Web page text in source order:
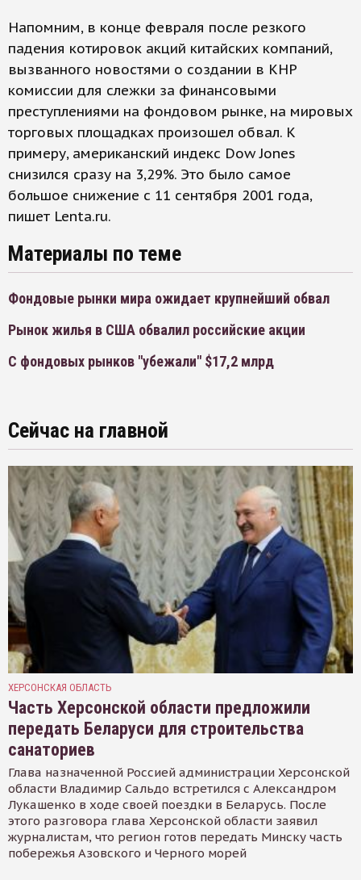
Напомним, в конце февраля после резкого
падения котировок акций китайских компаний,
вызванного новостями о создании в КНР
комиссии для слежки за финансовыми
преступлениями на фондовом рынке, на мировых
торговых площадках произошел обвал. К
примеру, американский индекс Dow Jones
снизился сразу на 3,29%. Это было самое
большое снижение с 11 сентября 2001 года,
пишет Lenta.ru.
Материалы по теме
Фондовые рынки мира ожидает крупнейший обвал
Рынок жилья в США обвалил российские акции
С фондовых рынков "убежали" $17,2 млрд
Сейчас на главной
ХЕРСОНСКАЯ ОБЛАСТЬ
Часть Херсонской области предложили
передать Беларуси для строительства
санаториев
Глава назначенной Россией администрации Херсонской
области Владимир Сальдо встретился с Александром
Лукашенко в ходе своей поездки в Беларусь. После
этого разговора глава Херсонской области заявил
журналистам, что регион готов передать Минску часть
побережья Азовского и Черного морей